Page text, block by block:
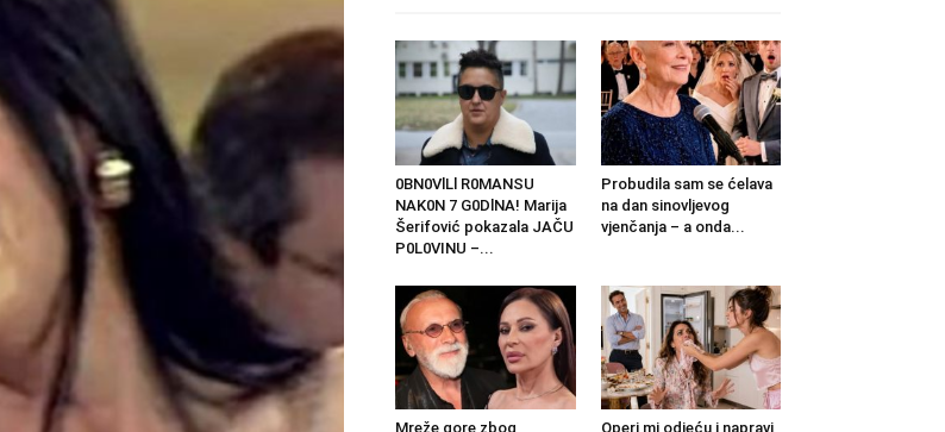
0BN0VlLl R0MANSU
NAK0N 7 G0DlNA! Marija
Šerifović pokazala JAČU
P0L0VINU –...
Probudila sam se ćelava
na dan sinovljevog
vjenčanja – a onda...
Mreže gore zbog
Operi mi odjeću i napravi